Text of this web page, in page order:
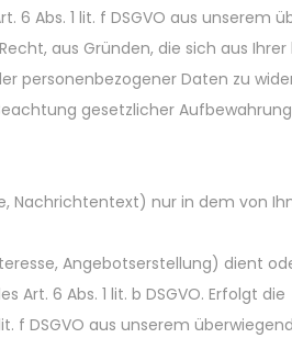
Abs. 1 lit. f DSGVO aus unserem
aus Gründen, die sich aus
personenbezogener Daten zu
gesetzlicher
Nachrichtentext) nur in dem von
Angebotserstellung) dient
6 Abs. 1 lit. b DSGVO. Erfolgt die
f DSGVO aus unserem